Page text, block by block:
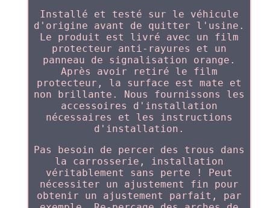
Installé et testé sur le véhicule
d'origine avant de quitter l'usine.
Le produit est livré avec un film
protecteur anti-rayures et un
panneau de signalisation orange.
Après avoir retiré le film
protecteur, la surface est mate et
non brillante. Nous fournissons les
accessoires d'installation
nécessaires et les instructions
d'installation.
Pas besoin de percer des trous dans
la carrosserie, installation
véritablement sans perte ! Peut
nécessiter un ajustement fin pour
obtenir un ajustement parfait, par